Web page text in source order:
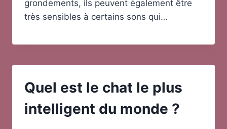
grondements, ils peuvent également être
très sensibles à certains sons qui…
Quel est le chat le plus
intelligent du monde ?